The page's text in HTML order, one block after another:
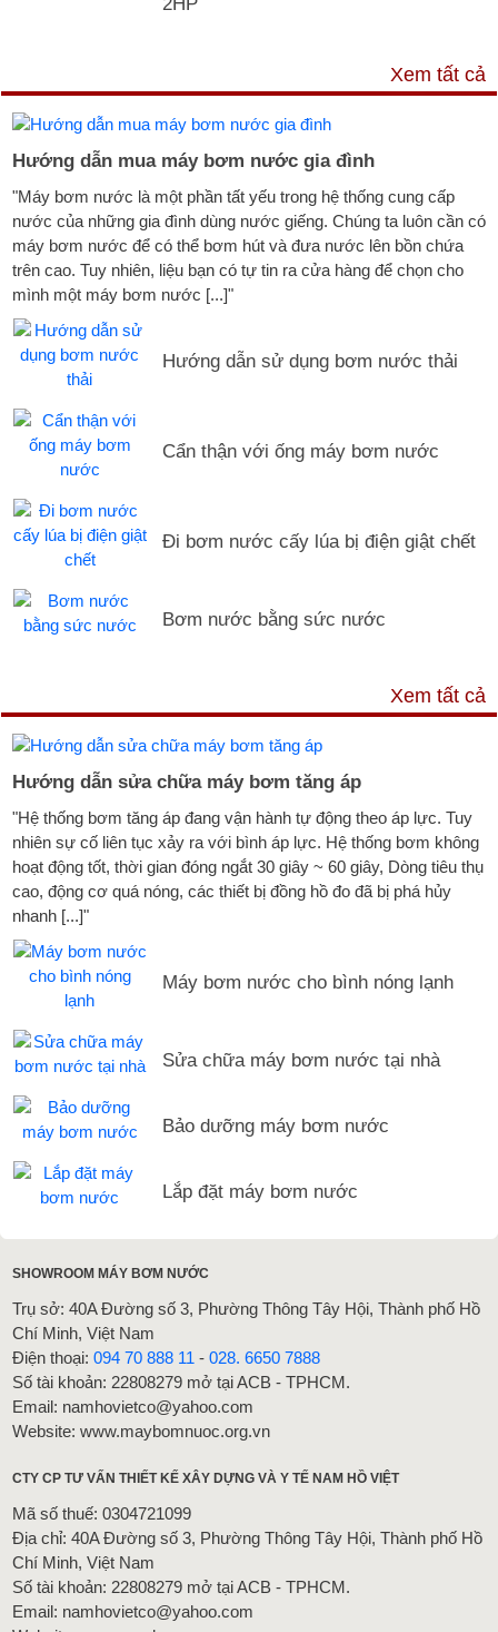
Xem tất cả
Hướng dẫn mua máy bơm nước gia đình
"Máy bơm nước là một phần tất yếu trong hệ thống cung cấp
nước của những gia đình dùng nước giếng. Chúng ta luôn cần có
máy bơm nước để có thể bơm hút và đưa nước lên bồn chứa
trên cao. Tuy nhiên, liệu bạn có tự tin ra cửa hàng để chọn cho
mình một máy bơm nước [...]"
Hướng dẫn sử dụng bơm nước thải
Cẩn thận với ống máy bơm nước
Đi bơm nước cấy lúa bị điện giật chết
Bơm nước bằng sức nước
Xem tất cả
Hướng dẫn sửa chữa máy bơm tăng áp
"Hệ thống bơm tăng áp đang vận hành tự động theo áp lực. Tuy
nhiên sự cố liên tục xảy ra với bình áp lực. Hệ thống bơm không
hoạt động tốt, thời gian đóng ngắt 30 giây ~ 60 giây, Dòng tiêu thụ
cao, động cơ quá nóng, các thiết bị đồng hồ đo đã bị phá hủy
nhanh [...]"
Máy bơm nước cho bình nóng lạnh
Sửa chữa máy bơm nước tại nhà
Bảo dưỡng máy bơm nước
Lắp đặt máy bơm nước
SHOWROOM MÁY BƠM NƯỚC
Trụ sở: 40A Đường số 3, Phường Thông Tây Hội, Thành phố Hồ
Chí Minh, Việt Nam
Điện thoại:094 70 888 11 -028. 6650 7888
Số tài khoản: 22808279 mở tại ACB - TPHCM.
Email: namhovietco@yahoo.com
Website: www.maybomnuoc.org.vn
CTY CP TƯ VẤN THIẾT KẾ XÂY DỰNG VÀ Y TẾ NAM HỒ VIỆT
Mã số thuế: 0304721099
Địa chỉ: 40A Đường số 3, Phường Thông Tây Hội, Thành phố Hồ
Chí Minh, Việt Nam
Số tài khoản: 22808279 mở tại ACB - TPHCM.
Email: namhovietco@yahoo.com